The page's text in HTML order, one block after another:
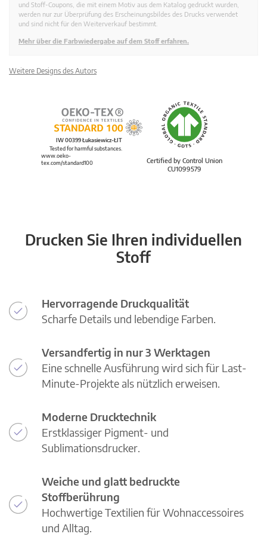
und Stoff-Coupons, die mit einem Motiv aus dem Katalog gedruckt wurden,
werden nur zur Überprüfung des Erscheinungsbildes des Drucks verwendet
und sind nicht für den Weiterverkauf bestimmt.
Mehr über die Farbwiedergabe auf dem Stoff erfahren.
Weitere Designs des Autors
Certified by Control Union
CU1099579
IW 00399 Łukasiewicz-ŁIT
Tested for harmful substances.
www.oeko-
tex.com/standard100
Drucken Sie Ihren individuellen
Stoff
Hervorragende Druckqualität
Scharfe Details und lebendige Farben.
Versandfertig in nur 3 Werktagen
Eine schnelle Ausführung wird sich für Last-
Minute-Projekte als nützlich erweisen.
Moderne Drucktechnik
Erstklassiger Pigment- und
Sublimationsdrucker.
Weiche und glatt bedruckte
Stoffberührung
Hochwertige Textilien für Wohnaccessoires
und Alltag.